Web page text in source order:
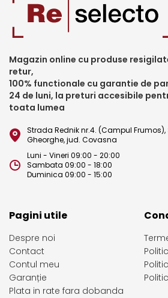
Magazin online cu produse
retur,
100% functionale cu garantie de
24 de luni, la preturi accesibile
toata lumea
Strada Rednik nr.4. (Campul Frumos),
Gheorghe, jud. Covasna
Luni - Vineri 09:00 - 20:00
Sambata 09:00 - 18:00
Duminica 09:00 - 15:00
Pagini utile
Despre noi
Contact
Contul meu
Garanție
Plata in rate fara dobanda